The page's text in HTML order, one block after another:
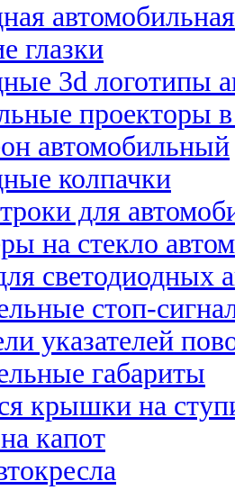
глазки
3d логотипы
проекторы
автомобильный
колпачки
для
на стекло
светодиодных
стоп-
указателей
габариты
крышки на
капот